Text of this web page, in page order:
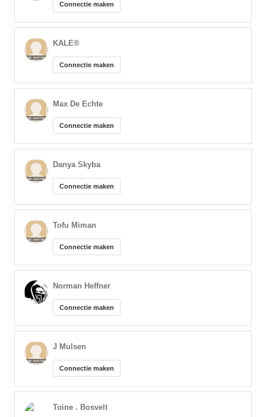
Connectie maken
KALE®️
Connectie maken
Max De Echte
Connectie maken
Danya Skyba
Connectie maken
Tofu Miman
Connectie maken
Norman Heffner
Connectie maken
J Mulsen
Connectie maken
Toine . Bosvelt